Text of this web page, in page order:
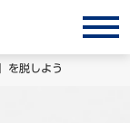
ョン
を脱しよう